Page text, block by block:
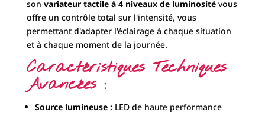
son variateur tactile à 4 niveaux de luminositévous
offre un contrôle total sur l'intensité, vous
permettant d'adapter l'éclairage à chaque situation
et à chaque moment de la journée.
Caractéristiques Techniques
Avancées :
Source lumineuse :LED de haute performance